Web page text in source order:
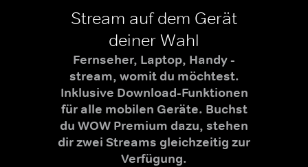
Stream auf dem Gerät
deiner Wahl
Fernseher, Laptop, Handy -
stream, womit du möchtest.
Inklusive Download-Funktionen
für alle mobilen Geräte. Buchst
du WOW Premium dazu, stehen
dir zwei Streams gleichzeitig zur
Verfügung.